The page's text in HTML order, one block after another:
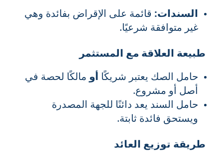
السندات: قائمة على الإقراض بفائدة وهي
غير متوافقة شرعيًا.
طبيعة العلاقة مع المستثمر
حامل الصك يعتبر شريكًا أو مالكًا لحصة في
أصل أو مشروع.
حامل السند يعد دائنًا للجهة المصدرة
ويستحق فائدة ثابتة.
طريقة توزيع العائد